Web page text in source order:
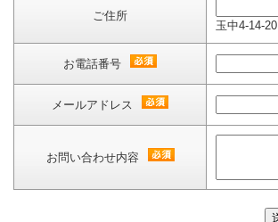
ご住所
玉中4-14-20
お電話番号
メールアドレス
お問い合わせ内容